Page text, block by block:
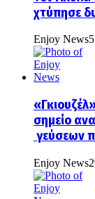
χτύπησε
Enjoy News
σημείο
γεύσεων
Enjoy News